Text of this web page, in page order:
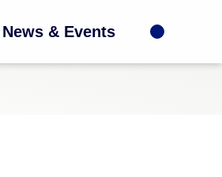
News & Events